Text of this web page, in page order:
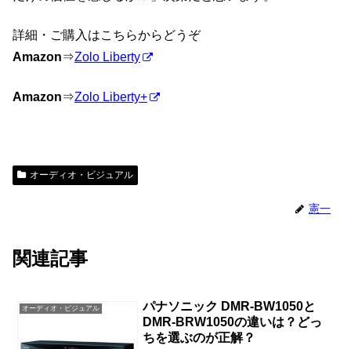
詳細・ご購入はこちらからどうぞ
Amazon⇒Zolo Liberty
Amazon⇒Zolo Liberty+
オーディオ・ビジュアル
憲一
関連記事
オーディオ・ビジュアル
パナソニック DMR-BW1050と
DMR-BRW1050の違いは？どっ
ちを選ぶのが正解？